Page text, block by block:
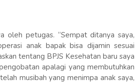
oleh petugas. “Sempat ditanya saya,
anak bapak bisa dijamin sesuai
tentang BPJS Kesehatan baru saya
apalagi yang membutuhkan
musibah yang menimpa anak saya,